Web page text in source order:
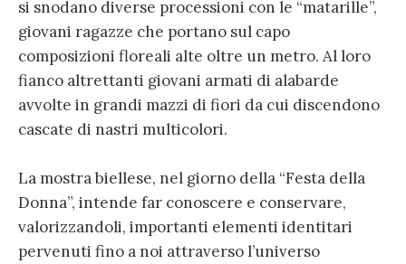
si snodano diverse processioni con le “matarille”,
giovani ragazze che portano sul capo
composizioni floreali alte oltre un metro. Al loro
fianco altrettanti giovani armati di alabarde
avvolte in grandi mazzi di fiori da cui discendono
cascate di nastri multicolori.
La mostra biellese, nel giorno della “Festa della
Donna”, intende far conoscere e conservare,
valorizzandoli, importanti elementi identitari
pervenuti fino a noi attraverso l’universo